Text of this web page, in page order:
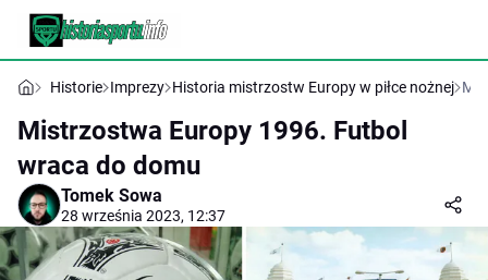
Historie Imprezy Historia mistrzostw Europy w piłce nożnej
Mistrzostwa Europy 1996. Futbol
wraca do domu
Tomek Sowa
28 września 2023, 12:37